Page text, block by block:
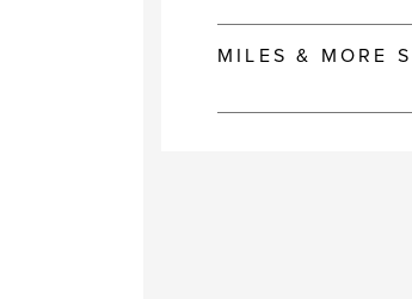
MILES & MORE